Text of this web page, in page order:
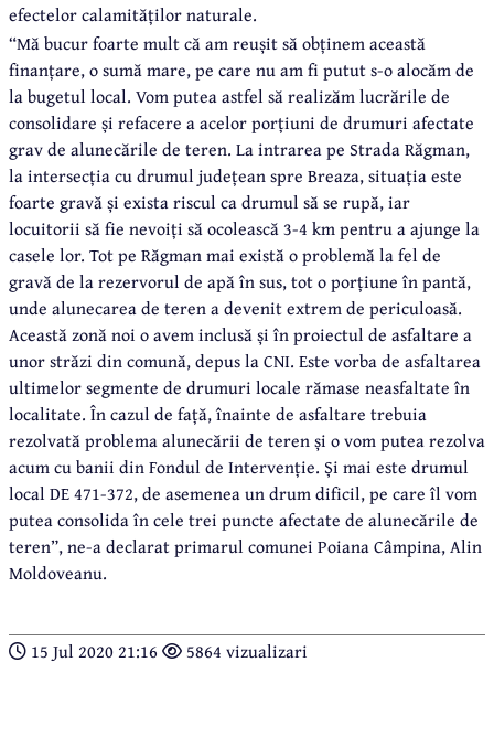
efectelor calamităților naturale.
“Mă bucur foarte mult că am reușit să obținem această
finanțare, o sumă mare, pe care nu am fi putut s-o alocăm de
la bugetul local. Vom putea astfel să realizăm lucrările de
consolidare și refacere a acelor porțiuni de drumuri afectate
grav de alunecările de teren. La intrarea pe Strada Răgman,
la intersecția cu drumul județean spre Breaza, situația este
foarte gravă și exista riscul ca drumul să se rupă, iar
locuitorii să fie nevoiți să ocolească 3-4 km pentru a ajunge la
casele lor. Tot pe Răgman mai există o problemă la fel de
gravă de la rezervorul de apă în sus, tot o porțiune în pantă,
unde alunecarea de teren a devenit extrem de periculoasă.
Această zonă noi o avem inclusă și în proiectul de asfaltare a
unor străzi din comună, depus la CNI. Este vorba de asfaltarea
ultimelor segmente de drumuri locale rămase neasfaltate în
localitate. În cazul de față, înainte de asfaltare trebuia
rezolvată problema alunecării de teren și o vom putea rezolva
acum cu banii din Fondul de Intervenție. Și mai este drumul
local DE 471-372, de asemenea un drum dificil, pe care îl vom
putea consolida în cele trei puncte afectate de alunecările de
teren”, ne-a declarat primarul comunei Poiana Câmpina, Alin
Moldoveanu.
15 Jul 2020 21:16 5864 vizualizari